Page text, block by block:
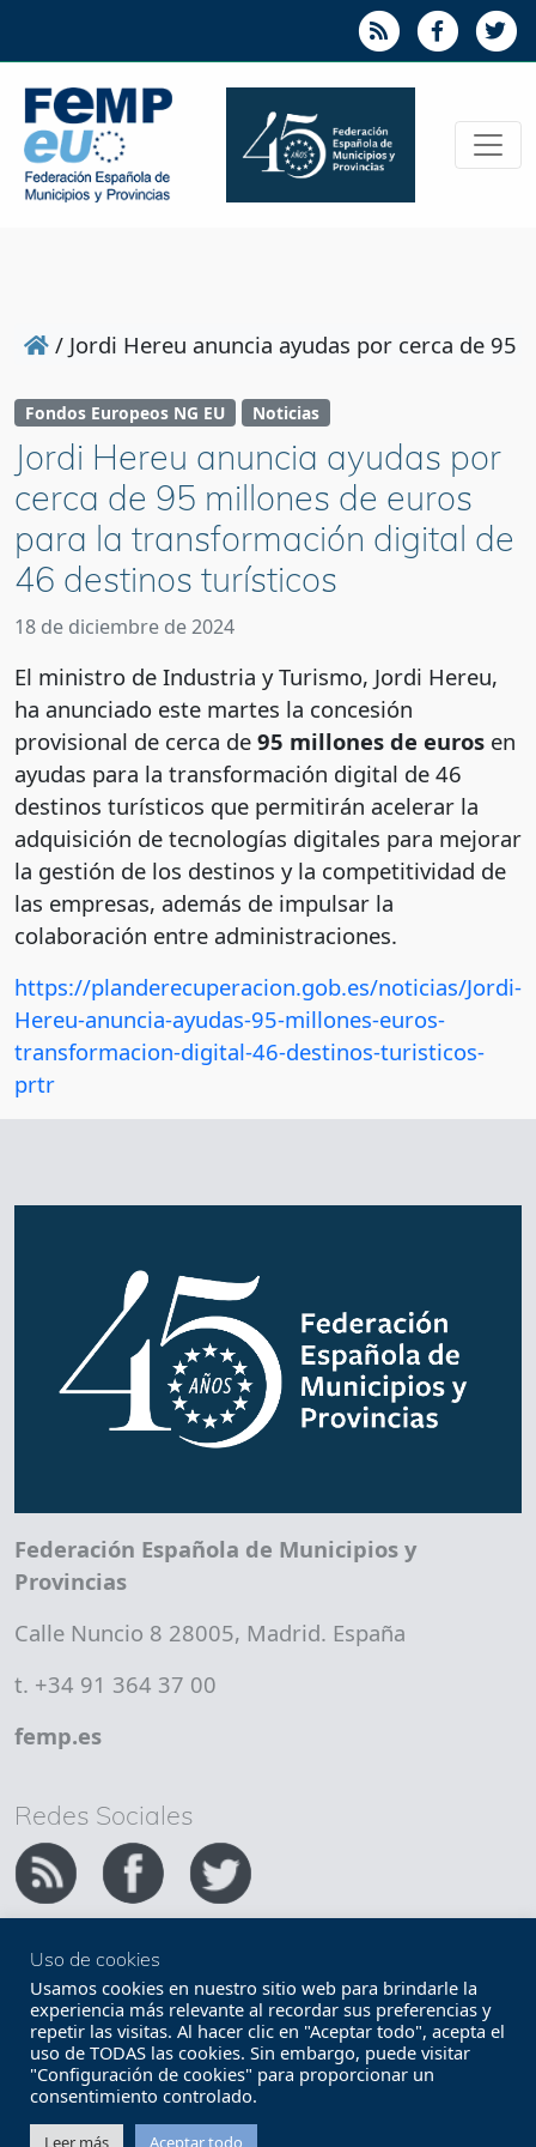
/ Jordi Hereu anuncia ayudas por cerca de
Fondos Europeos NG EU Noticias
Jordi Hereu anuncia ayudas por
cerca de 95 millones de euros
para la transformación digital de
46 destinos turísticos
18 de diciembre de 2024
El ministro de Industria y Turismo, Jordi Hereu,
ha anunciado este martes la concesión
provisional de cerca de 95 millones de euros en
ayudas para la transformación digital de 46
destinos turísticos que permitirán acelerar la
adquisición de tecnologías digitales para mejorar
la gestión de los destinos y la competitividad de
las empresas, además de impulsar la
colaboración entre administraciones.
https://planderecuperacion.gob.es/noticias/Jordi-
Hereu-anuncia-ayudas-95-millones-euros-
transformacion-digital-46-destinos-turisticos-
prtr
Federación Española de Municipios y
Provincias
Calle Nuncio 8 28005, Madrid. España
t. +34 91 364 37 00
femp.es
Redes Sociales
Copyright FEMP
Accesibilidad
Términos legales
Política de privacidad
Términos y condiciones de uso
Uso de cookies
Usamos cookies en nuestro sitio web para brindarle la
experiencia más relevante al recordar sus preferencias y
repetir las visitas. Al hacer clic en "Aceptar todo", acepta el
uso de TODAS las cookies. Sin embargo, puede visitar
"Configuración de cookies" para proporcionar un
consentimiento controlado.
Leer más Aceptar todo